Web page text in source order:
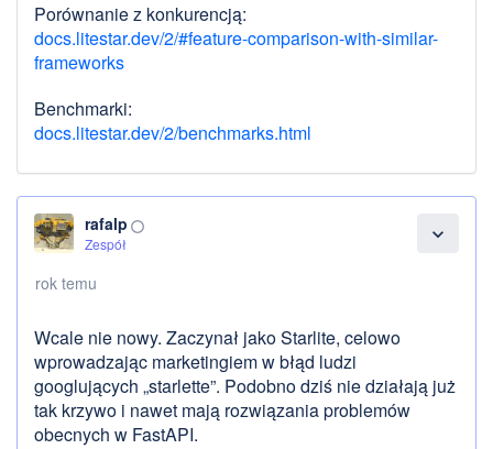
Porównanie z konkurencją:
docs.litestar.dev/2/#feature-comparison-with-similar-
frameworks
Benchmarki:
docs.litestar.dev/2/benchmarks.html
expand_more
rafalp panorama_fish_eye
Zespół
rok temu
Wcale nie nowy. Zaczynał jako Starlite, celowo
wprowadzając marketingiem w błąd ludzi
googlujących „starlette”. Podobno dziś nie działają już
tak krzywo i nawet mają rozwiązania problemów
obecnych w FastAPI.